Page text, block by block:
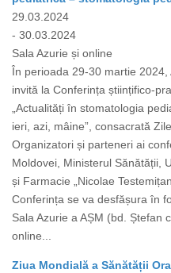
29.03.2024
- 30.03.2024
Sala Azurie și online
În perioada 29-30 martie
invită la Conferința științifico-
„Actualități în stomatologia
ieri, azi, mâine”, consacrată
Organizatori și parteneri ai
Moldovei, Ministerul Sănătății,
și Farmacie „Nicolae
Conferința se va desfășura în
Sala Azurie a AȘM (bd. Ștefan
online...
Ziua Mondială a Sănătății